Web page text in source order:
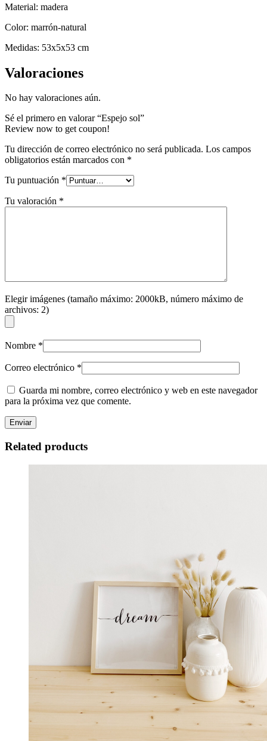
Material: madera
Color: marrón-natural
Medidas: 53x5x53 cm
Valoraciones
No hay valoraciones aún.
Sé el primero en valorar “Espejo sol”
Review now to get coupon!
Tu dirección de correo electrónico no será publicada. Los campos
obligatorios están marcados con *
Tu puntuación *
Tu valoración *
Elegir imágenes (tamaño máximo: 2000kB, número máximo de
archivos: 2)
Nombre *
Correo electrónico *
Guarda mi nombre, correo electrónico y web en este navegador
para la próxima vez que comente.
Related products